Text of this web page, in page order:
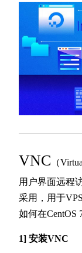
VNC （
用户界面远程
采用，用于
如何在CentOS
1] 安装VNC